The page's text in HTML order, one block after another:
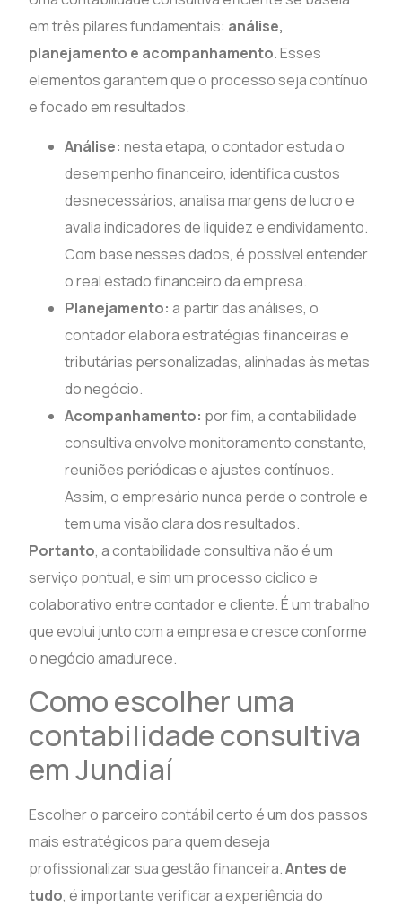
em três pilares fundamentais: análise,
planejamento e acompanhamento. Esses
elementos garantem que o processo seja contínuo
e focado em resultados.
Análise: nesta etapa, o contador estuda o
desempenho financeiro, identifica custos
desnecessários, analisa margens de lucro e
avalia indicadores de liquidez e endividamento.
Com base nesses dados, é possível entender
o real estado financeiro da empresa.
Planejamento: a partir das análises, o
contador elabora estratégias financeiras e
tributárias personalizadas, alinhadas às metas
do negócio.
Acompanhamento: por fim, a contabilidade
consultiva envolve monitoramento constante,
reuniões periódicas e ajustes contínuos.
Assim, o empresário nunca perde o controle e
tem uma visão clara dos resultados.
Portanto, a contabilidade consultiva não é um
serviço pontual, e sim um processo cíclico e
colaborativo entre contador e cliente. É um trabalho
que evolui junto com a empresa e cresce conforme
o negócio amadurece.
Como escolher uma
contabilidade consultiva
em Jundiaí
Escolher o parceiro contábil certo é um dos passos
mais estratégicos para quem deseja
profissionalizar sua gestão financeira.Antes de
tudo, é importante verificar a experiência do